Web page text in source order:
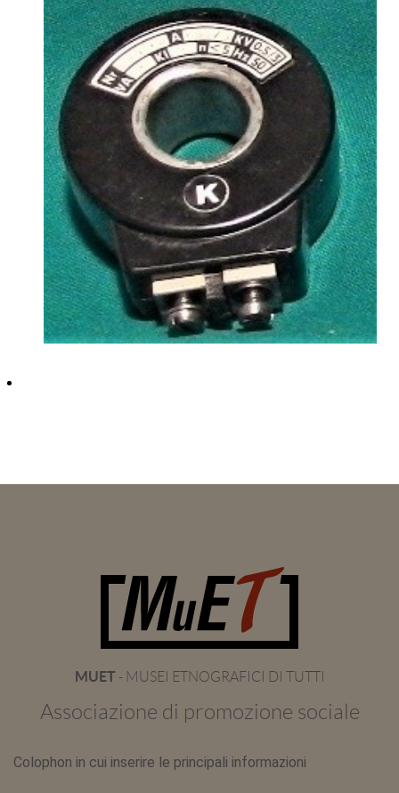
MUET - MUSEI ETNOGRAFICI DI TUTTI
Associazione di promozione sociale
Colophon in cui inserire le principali informazioni